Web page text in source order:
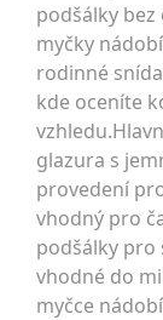
podšálky
myčky
rodinné
kde oceníte
glazura s
provedení
vhodný pro
podšálky pro
vhodné do
myčce